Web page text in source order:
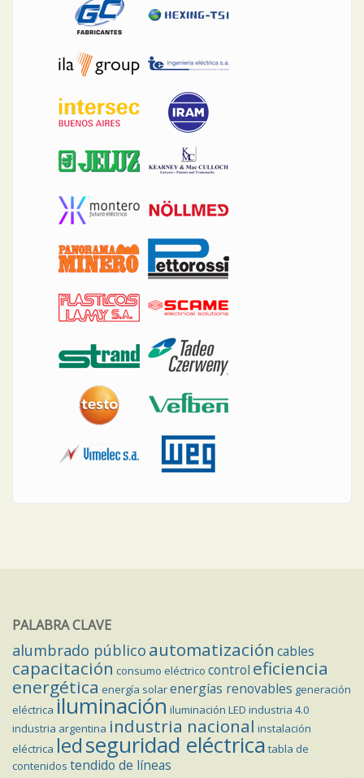
PALABRA CLAVE
alumbrado público automatización cables
capacitación consumo eléctrico control eficiencia
energética energía solarenergías renovables generación
eléctrica iluminación iluminación LED industria 4.0
industria argentina industria nacional instalación
eléctrica ledseguridad eléctrica tabla de
contenidos tendido de líneas